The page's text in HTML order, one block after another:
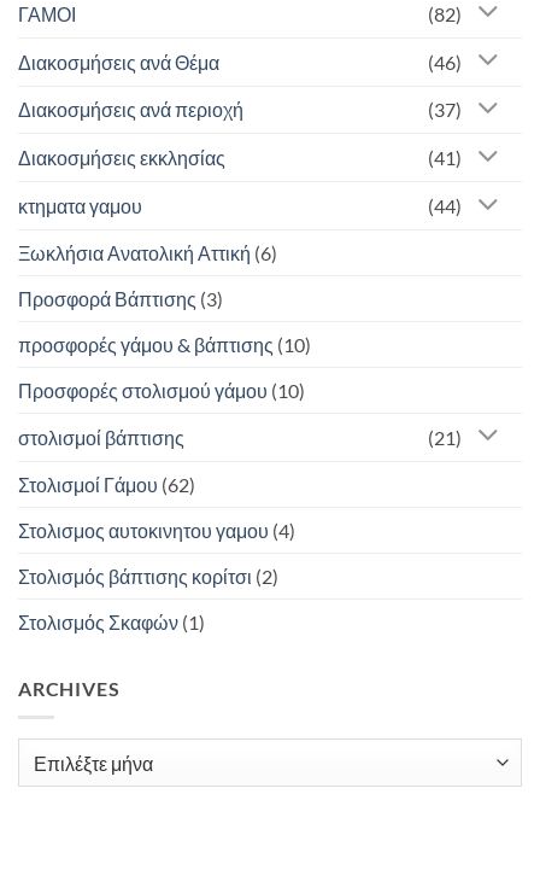
ΓΑΜΟΙ (82)
Διακοσμήσεις ανά Θέμα (46)
Διακοσμήσεις ανά περιοχή (37)
Διακοσμήσεις εκκλησίας (41)
κτηματα γαμου (44)
Ξωκλήσια Ανατολική Αττική (6)
Προσφορά Βάπτισης (3)
προσφορές γάμου & βάπτισης (10)
Προσφορές στολισμού γάμου (10)
στολισμοί βάπτισης (21)
Στολισμοί Γάμου (62)
Στολισμος αυτοκινητου γαμου (4)
Στολισμός βάπτισης κορίτσι (2)
Στολισμός Σκαφών (1)
ARCHIVES
Archives